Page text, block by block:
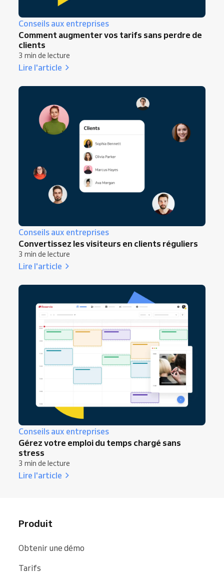
Conseils aux entreprises
Comment augmenter vos tarifs sans perdre de
clients
3 min de lecture
Lire l'article
Conseils aux entreprises
Convertissez les visiteurs en clients réguliers
3 min de lecture
Lire l'article
Conseils aux entreprises
Gérez votre emploi du temps chargé sans
stress
3 min de lecture
Lire l'article
Produit
Obtenir une démo
Tarifs